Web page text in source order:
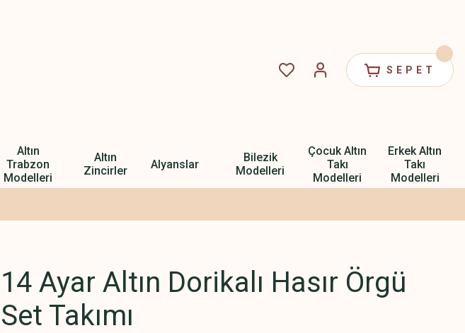
SEPET
Altın
Trabzon
Modelleri
Altın
Zincirler
Alyanslar
Bilezik
Modelleri
Çocuk Altın
Takı
Modelleri
Erkek Altın
Takı
Modelleri
14 Ayar Altın Dorikalı Hasır Örgü
Set Takımı